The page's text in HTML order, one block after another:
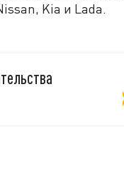
Kia и Lada.